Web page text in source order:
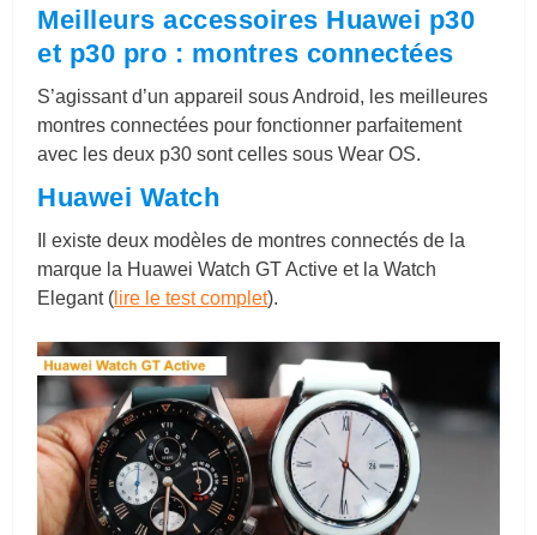
Meilleurs accessoires Huawei p30
et p30 pro : montres connectées
S’agissant d’un appareil sous Android, les meilleures
montres connectées pour fonctionner parfaitement
avec les deux p30 sont celles sous Wear OS.
Huawei Watch
Il existe deux modèles de montres connectés de la
marque la Huawei Watch GT Active et la Watch
Elegant ( lire le test complet).